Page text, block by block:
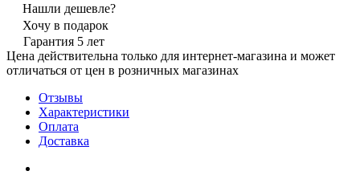
Нашли дешевле?
Хочу в подарок
Гарантия 5 лет
Цена действительна только для интернет-магазина и может
отличаться от цен в розничных магазинах
Отзывы
Характеристики
Оплата
Доставка